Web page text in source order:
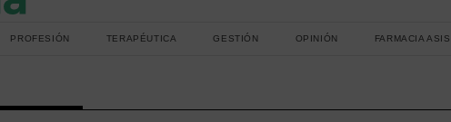
PROFESIÓN TERAPÉUTICA GESTIÓN OPINIÓN FARMACIA